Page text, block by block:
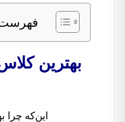
بهترین
این‌که چرا